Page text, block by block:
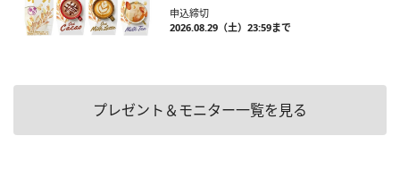
申込締切
2026.08.29（土）23:59まで
プレゼント＆モニター一覧を見る